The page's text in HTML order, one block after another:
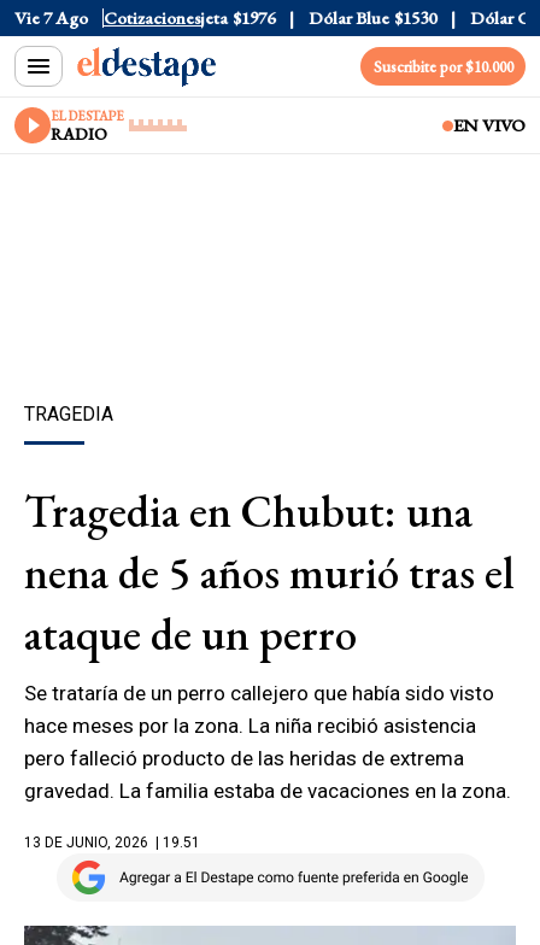
Vie 7 Ago Cotizaciones
$1520 Dólar Tarjeta $1976 Dólar Blue $1530 Dólar CCL
Suscribite por $10.000
EL DESTAPE
RADIO EN VIVO
TRAGEDIA
Tragedia en Chubut: una
nena de 5 años murió tras el
ataque de un perro
Se trataría de un perro callejero que había sido visto
hace meses por la zona. La niña recibió asistencia
pero falleció producto de las heridas de extrema
gravedad. La familia estaba de vacaciones en la zona.
13 DE JUNIO, 2026 | 19.51